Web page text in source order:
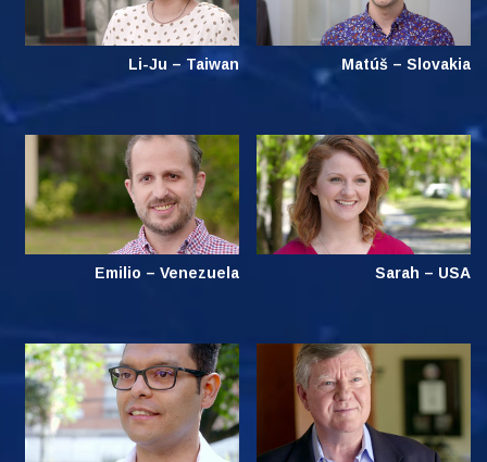
Matúš – Slovakia
Li-Ju – Taiwan
Sarah – USA
Emilio – Venezuela